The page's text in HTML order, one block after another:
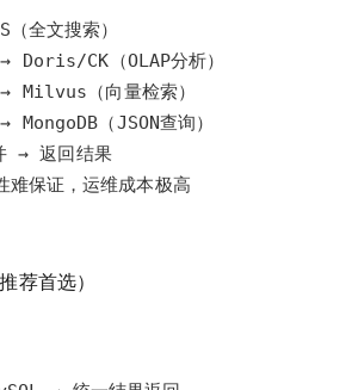
         → 应用层结果合并 → 返回结果
保证，运维成本极高
荐首选）